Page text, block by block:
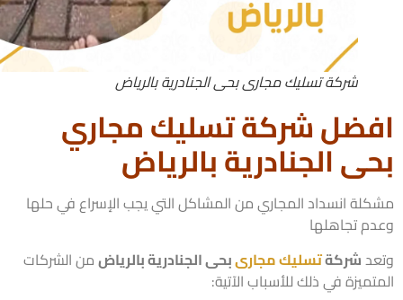
شركة تسليك مجارى بحى الجنادرية بالرياض
شركة تسليك مجاري
الجنادرية بالرياض
انسداد المجاري من المشاكل التي يجب الإسراع في حلها
تجاهلها
شركةتسليك مجارىبحى الجنادرية بالرياضمن الشركات
في ذلك للأسباب الآتية: